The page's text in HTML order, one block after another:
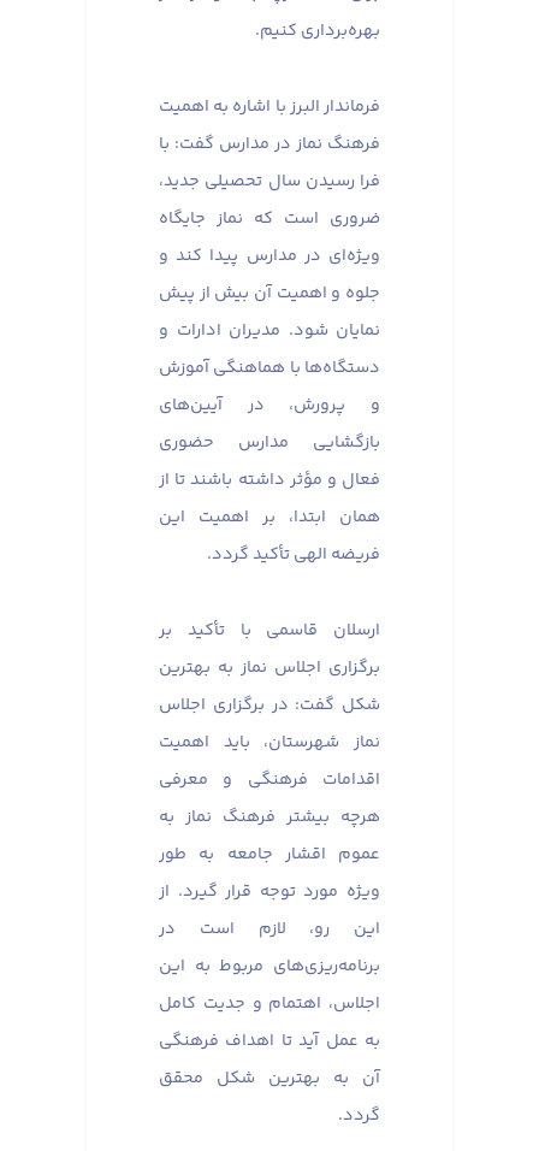
بهره‌برداری کنیم.
فرماندار البرز با اشاره به اهمیت
فرهنگ نماز در مدارس گفت: با
فرا رسیدن سال تحصیلی جدید،
ضروری است که نماز جایگاه
ویژه‌ای در مدارس پیدا کند و
جلوه و اهمیت آن بیش از پیش
نمایان شود. مدیران ادارات و
دستگاه‌ها با هماهنگی آموزش
و پرورش، در آیین‌های
بازگشایی مدارس حضوری
فعال و مؤثر داشته باشند تا از
همان ابتدا، بر اهمیت این
فریضه الهی تأکید گردد.
ارسلان قاسمی با تأکید بر
برگزاری اجلاس نماز به بهترین
شکل گفت: در برگزاری اجلاس
نماز شهرستان، باید اهمیت
اقدامات فرهنگی و معرفی
هرچه بیشتر فرهنگ نماز به
عموم اقشار جامعه به طور
ویژه مورد توجه قرار گیرد. از
این رو، لازم است در
برنامه‌ریزی‌های مربوط به این
اجلاس، اهتمام و جدیت کامل
به عمل آید تا اهداف فرهنگی
آن به بهترین شکل محقق
گردد.